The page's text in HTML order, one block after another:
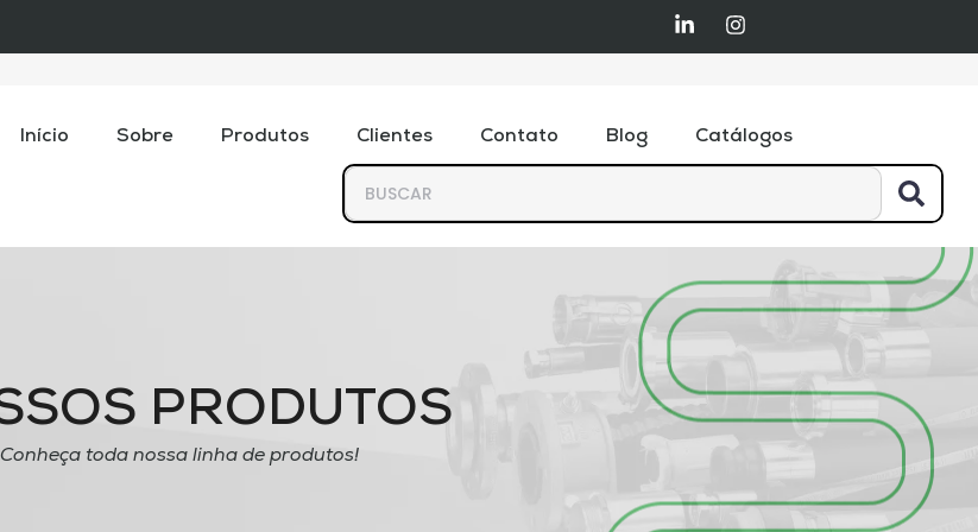
Início Sobre Produtos Clientes Contato Blog Catálogos
PRODUTOS
Conheça toda nossa linha de produtos!